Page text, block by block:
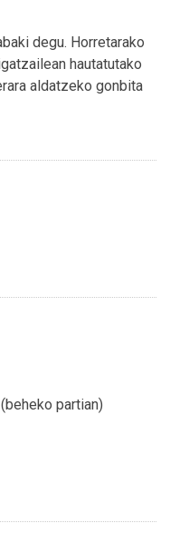
degu. Horretarako
hautatutako
aldatzeko gonbita
partian)